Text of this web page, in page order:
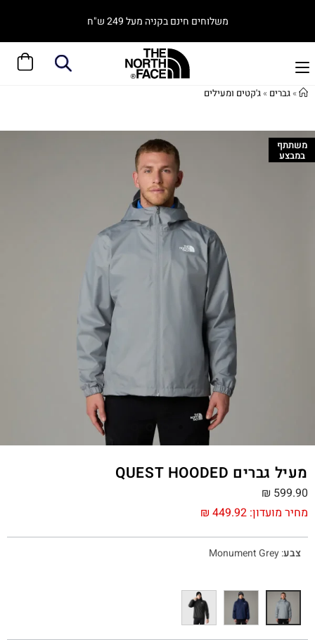
משלוחים חינם בקניה מעל 249 ש"ח
»גברים »ג'קטים ומעילים
משתתף
במבצע
מעיל גברים QUEST HOODED
מחיר מועדון: ₪ 449.92
₪ 599.90
צבע:
Monument Grey